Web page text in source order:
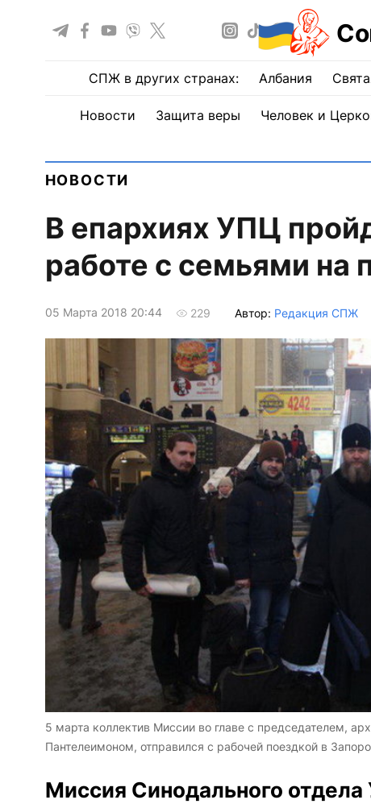
СПЖ в других странах: Албания
Новости Защита веры Человек и
НОВОСТИ
В епархиях УПЦ
работе с семьями на
05 Марта 2018 20:44 229 Автор: Редакция СПЖ
5 марта коллектив Миссии во главе с председателем,
Пантелеимоном, отправился с рабочей поездкой в
Миссия Синодального